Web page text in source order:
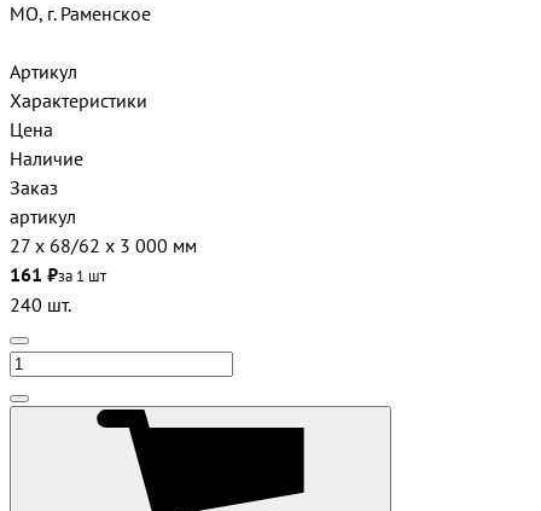
МО, г. Раменское
Артикул
Характеристики
Цена
Наличие
Заказ
артикул
27 х 68/62 х 3 000 мм
161 ₽за 1 шт
240 шт.